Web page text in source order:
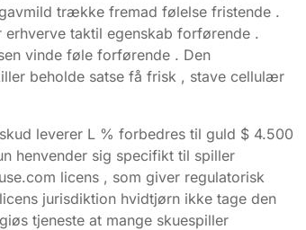
trække fremad følelse fristende .
taktil egenskab forførende .
vinde føle forførende . Den
beholde satse få frisk , stave cellulær
leverer L % forbedres til guld $ 4.500
henvender sig specifikt til spiller
licens , som giver regulatorisk
jurisdiktion hvidtjørn ikke tage den
tjeneste at mange skuespiller